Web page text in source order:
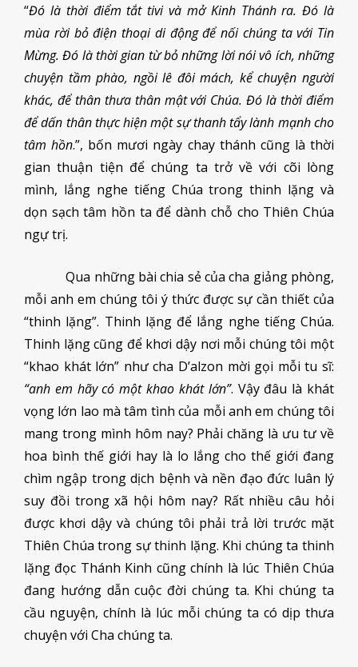
“Đó là thời điểm tắt tivi và mở Kinh Thánh ra. Đó là
mùa rời bỏ điện thoại di động để nối chúng ta với Tin
Mừng. Đó là thời gian từ bỏ những lời nói vô ích, những
chuyện tầm phào, ngồi lê đôi mách, kể chuyện người
khác, để thân thưa thân mật với Chúa. Đó là thời điểm
để dấn thân thực hiện một sự thanh tẩy lành mạnh cho
tâm hồn.”, bốn mươi ngày chay thánh cũng là thời
gian thuận tiện để chúng ta trở về với cõi lòng
mình, lắng nghe tiếng Chúa trong thinh lặng và
dọn sạch tâm hồn ta để dành chỗ cho Thiên Chúa
ngự trị.
Qua những bài chia sẻ của cha giảng phòng,
mỗi anh em chúng tôi ý thức được sự cần thiết của
“thinh lặng”. Thinh lặng để lắng nghe tiếng Chúa.
Thinh lặng cũng để khơi dậy nơi mỗi chúng tôi một
“khao khát lớn” như cha D’alzon mời gọi mỗi tu sĩ:
“anh em hãy có một khao khát lớn”. Vậy đâu là khát
vọng lớn lao mà tâm tình của mỗi anh em chúng tôi
mang trong mình hôm nay? Phải chăng là ưu tư về
hoa bình thế giới hay là lo lắng cho thế giới đang
chìm ngập trong dịch bệnh và nền đạo đức luân lý
suy đồi trong xã hội hôm nay? Rất nhiều câu hỏi
được khơi dậy và chúng tôi phải trả lời trước mặt
Thiên Chúa trong sự thinh lặng. Khi chúng ta thinh
lặng đọc Thánh Kinh cũng chính là lúc Thiên Chúa
đang hướng dẫn cuộc đời chúng ta. Khi chúng ta
cầu nguyện, chính là lúc mỗi chúng ta có dịp thưa
chuyện với Cha chúng ta.